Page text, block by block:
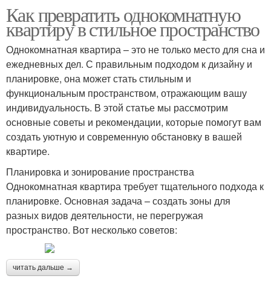
Как превратить однокомнатную
квартиру в стильное пространство
Однокомнатная квартира – это не только место для сна и
ежедневных дел. С правильным подходом к дизайну и
планировке, она может стать стильным и
функциональным пространством, отражающим вашу
индивидуальность. В этой статье мы рассмотрим
основные советы и рекомендации, которые помогут вам
создать уютную и современную обстановку в вашей
квартире.
Планировка и зонирование пространства
Однокомнатная квартира требует тщательного подхода к
планировке. Основная задача – создать зоны для
разных видов деятельности, не перегружая
пространство. Вот несколько советов:
читать дальше →